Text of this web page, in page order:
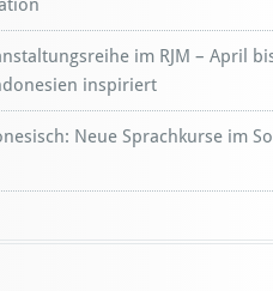
im RJM – April
inspiriert
Neue Sprachkurse im